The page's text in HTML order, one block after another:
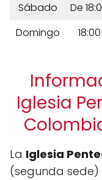
Sábado
De
Domingo
Iglesia
La Iglesia
(segunda